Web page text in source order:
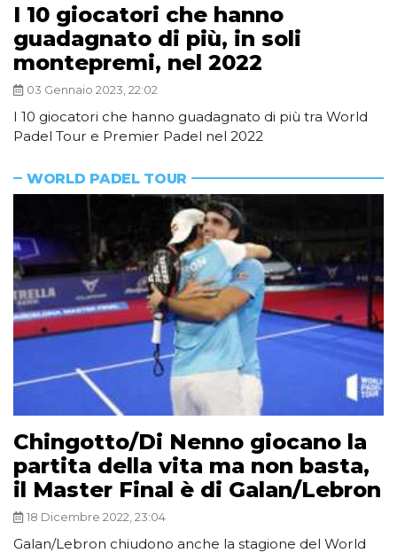
I 10 giocatori che hanno
guadagnato di più, in soli
montepremi, nel 2022
03 Gennaio 2023, 22:02
I 10 giocatori che hanno guadagnato di più tra World
Padel Tour e Premier Padel nel 2022
WORLD PADEL TOUR
Chingotto/Di Nenno giocano la
partita della vita ma non basta,
il Master Final è di Galan/Lebron
18 Dicembre 2022, 23:04
Galan/Lebron chiudono anche la stagione del World